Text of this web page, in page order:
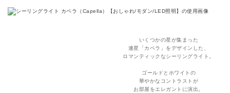
いくつかの星が集まった
連星「カペラ」をデザインした、
ロマンティックなシーリングライト。
ゴールドとホワイトの
華やかなコントラストが
お部屋をエレガントに演出。